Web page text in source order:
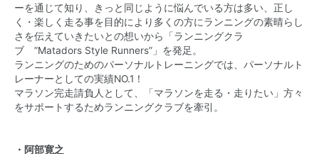
ーを通じて知り、きっと同じように悩んでいる方は多い、正し
く・楽しく走る事を目的により多くの方にランニングの素晴らし
さを伝えていきたいとの想いから「ランニングクラ
ブ ”Matadors Style Runners”」を発足。
ランニングのためのパーソナルトレーニングでは、パーソナルト
レーナーとしての実績NO.1！
マラソン完走請負人として、「マラソンを走る・走りたい」方々
をサポートするためランニングクラブを牽引。
・阿部寛之